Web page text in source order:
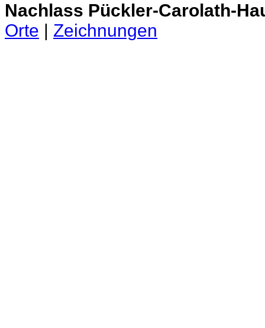
Nachlass Pückler-Carolath-
Orte
Zeichnungen